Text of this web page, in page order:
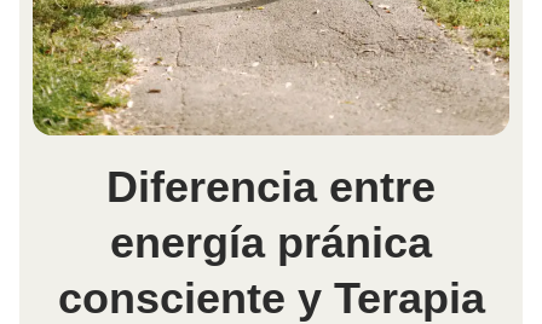
Diferencia entre
energía pránica
consciente y Terapia